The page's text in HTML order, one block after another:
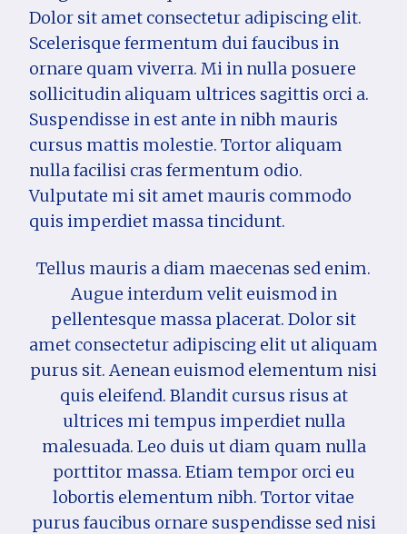
Dolor sit amet consectetur adipiscing elit.
Scelerisque fermentum dui faucibus in
ornare quam viverra. Mi in nulla posuere
sollicitudin aliquam ultrices sagittis orci a.
Suspendisse in est ante in nibh mauris
cursus mattis molestie. Tortor aliquam
nulla facilisi cras fermentum odio.
Vulputate mi sit amet mauris commodo
quis imperdiet massa tincidunt.
Tellus mauris a diam maecenas sed enim.
Augue interdum velit euismod in
pellentesque massa placerat. Dolor sit
amet consectetur adipiscing elit ut aliquam
purus sit. Aenean euismod elementum nisi
quis eleifend. Blandit cursus risus at
ultrices mi tempus imperdiet nulla
malesuada. Leo duis ut diam quam nulla
porttitor massa. Etiam tempor orci eu
lobortis elementum nibh. Tortor vitae
purus faucibus ornare suspendisse sed nisi